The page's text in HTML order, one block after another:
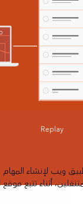
Replay
ويب لإنشاء المهام
أثناء تتبع